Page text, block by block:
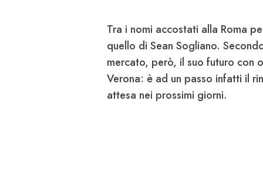
Tra i nomi accostati alla Roma
quello di Sean Sogliano.
mercato, però, il suo futuro con
Verona: è ad un passo infatti il
attesa nei prossimi giorni.